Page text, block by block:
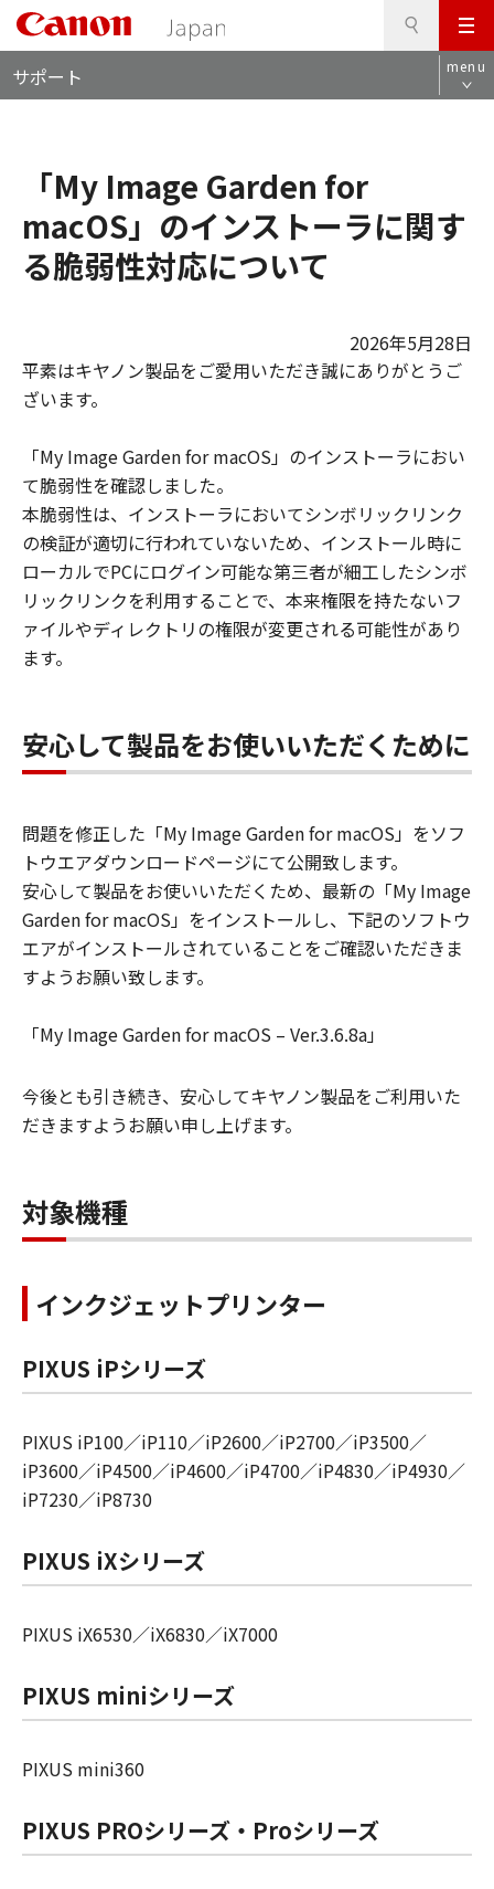
メ
ニ
ュ
サポート menu
「My Image Garden for
macOS」のインストーラに関す
る脆弱性対応について
2026年5月28日
平素はキヤノン製品をご愛用いただき誠にありがとうご
ざいます。
「My Image Garden for macOS」のインストーラにおい
て脆弱性を確認しました。
本脆弱性は、インストーラにおいてシンボリックリンク
の検証が適切に行われていないため、インストール時に
ローカルでPCにログイン可能な第三者が細工したシンボ
リックリンクを利用することで、本来権限を持たないフ
ァイルやディレクトリの権限が変更される可能性があり
ます。
安心して製品をお使いいただくために
問題を修正した「My Image Garden for macOS」をソフ
トウエアダウンロードページにて公開致します。
安心して製品をお使いいただくため、最新の「My Image
Garden for macOS」をインストールし、下記のソフトウ
エアがインストールされていることをご確認いただきま
すようお願い致します。
「My Image Garden for macOS – Ver.3.6.8a」
今後とも引き続き、安心してキヤノン製品をご利用いた
だきますようお願い申し上げます。
対象機種
インクジェットプリンター
PIXUS iPシリーズ
PIXUS iP100／iP110／iP2600／iP2700／iP3500／
iP3600／iP4500／iP4600／iP4700／iP4830／iP4930／
iP7230／iP8730
PIXUS iXシリーズ
PIXUS iX6530／iX6830／iX7000
PIXUS miniシリーズ
PIXUS mini360
PIXUS PROシリーズ・Proシリーズ